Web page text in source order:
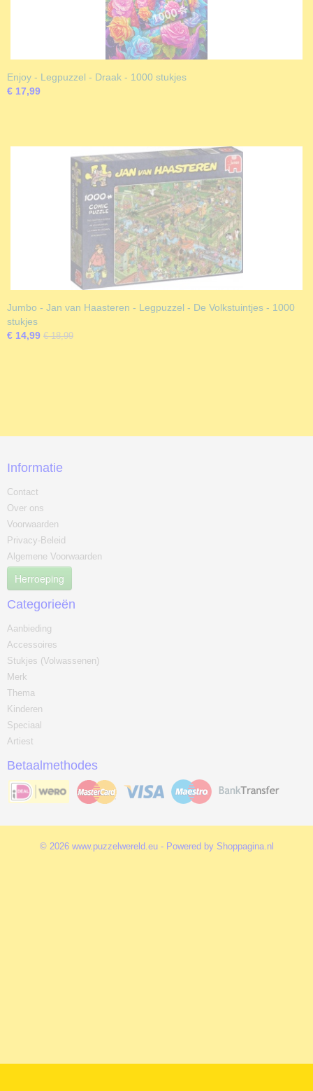
Enjoy - Legpuzzel - Draak - 1000 stukjes
€ 17,99
Jumbo - Jan van Haasteren - Legpuzzel - De Volkstuintjes - 1000
stukjes
€ 14,99 € 18,99
Informatie
Contact
Over ons
Voorwaarden
Privacy-Beleid
Algemene Voorwaarden
Herroeping
Categorieën
Aanbieding
Accessoires
Stukjes (Volwassenen)
Merk
Thema
Kinderen
Speciaal
Artiest
Betaalmethodes
© 2026 www.puzzelwereld.eu - Powered by Shoppagina.nl